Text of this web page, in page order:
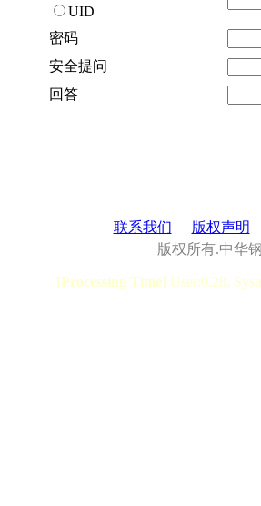
UID
密码
安全提问
回答
联系我们
版权声明
版权所有.中华
[Processing Time] User:0.28,